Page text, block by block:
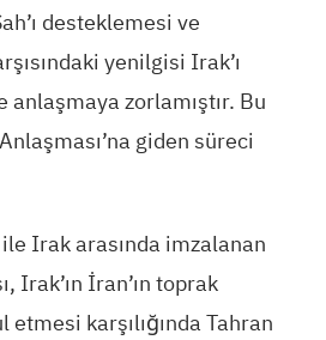
desteklemesi ve
yenilgisi Irak’ı
zorlamıştır. Bu
giden süreci
Irak arasında imzalanan
Irak’ın İran’ın toprak
karşılığında Tahran